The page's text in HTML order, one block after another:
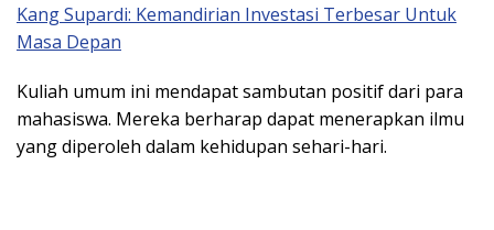
Kang Supardi: Kemandirian Investasi Terbesar Untuk
Masa Depan
Kuliah umum ini mendapat sambutan positif dari para
mahasiswa. Mereka berharap dapat menerapkan ilmu
yang diperoleh dalam kehidupan sehari-hari.